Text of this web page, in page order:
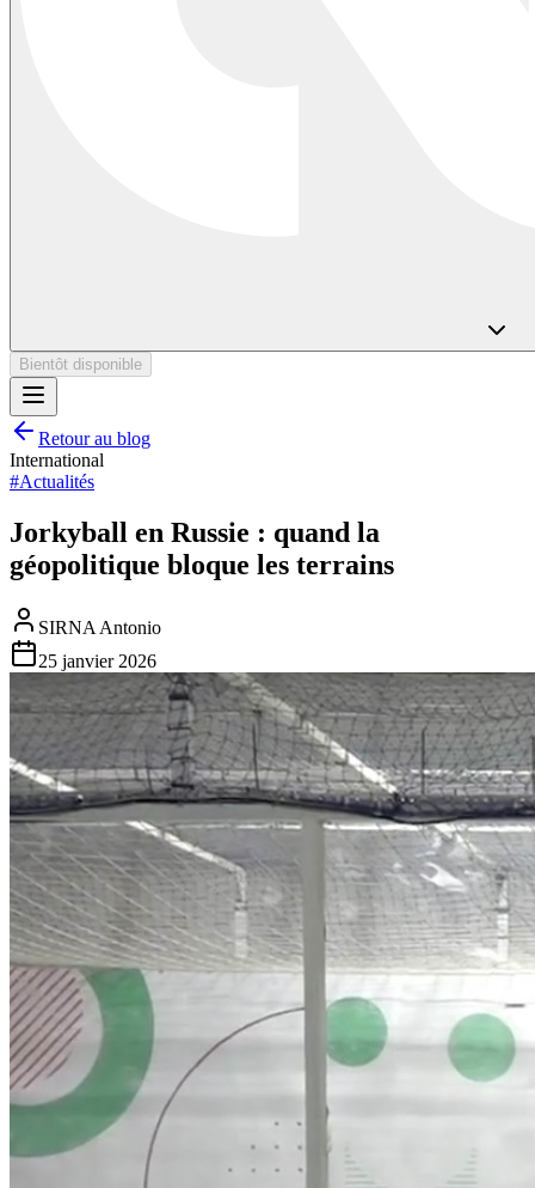
Bientôt disponible
Retour au blog
International
#Actualités
Jorkyball en Russie : quand la
géopolitique bloque les terrains
SIRNA Antonio
25 janvier 2026